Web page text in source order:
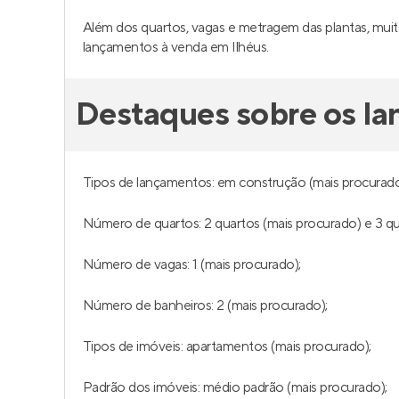
Além dos quartos, vagas e metragem das plantas,
lançamentos à venda em Ilhéus.
Destaques sobre os
Tipos de lançamentos: em construção (mais
Número de quartos: 2 quartos (mais procurado) e 3
Número de vagas: 1 (mais procurado);
Número de banheiros: 2 (mais procurado);
Tipos de imóveis: apartamentos (mais procurado);
Padrão dos imóveis: médio padrão (mais procurado);